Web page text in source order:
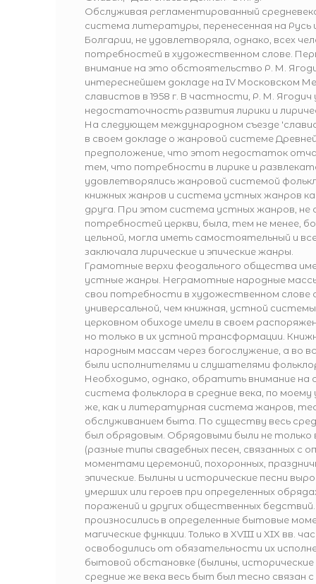
Обслуживая регламентированный
система литературы, перенесенная на Русь
Болгарии, не удовлетворяла, однако, всех
потребностей в художественном слове.
внимание на это обстоятельство Р. М.
интереснейшем докладе на IV Московском
славистов в 1958 г. В частности, Р. М. Ягодич
недостаточность развития лирики и
На следующем международном съезде
в своем докладе о жанровой системе
предположение, что этот недостаток
тем, что потребности в лирике и
удовлетворялись жанровой системой
книжных жанров и система устных жанров
друга. При этом система устных жанров, не
потребностей церкви, была, тем не менее,
цельной, могла иметь самостоятельный и
заключала лирические и эпические жанры.
Грамотные верхи феодального общества
устные жанры. Неграмотные народные
свои потребности в художественном слове
универсальной, чем книжная, устной
церковном обиходе имели в своем
но только в их устной трансформации.
народным массам через богослужение, а во
были исполнителями и слушателями
Необходимо, однако, обратить внимание на
система фольклора в средние века, по
же, как и литературная система жанров,
обслуживанием быта. По существу весь
был обрядовым. Обрядовыми были не только
(разные типы свадебных песен, связанных с
моментами церемоний, похоронных,
эпические. Былины и исторические песни
умерших или героев при определенных
поражений и других общественных бедствий.
произносились в определенные бытовые
магические функции. Только в XVIII и XIX вв.
освободились от обязательности их
бытовой обстановке (былины, исторические
средние же века весь быт был тесно связан